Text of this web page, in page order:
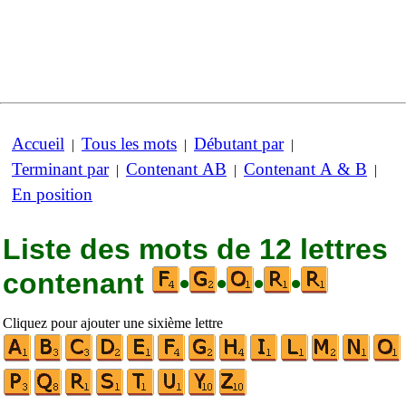
Accueil | Tous les mots | Débutant par|
Terminant par| Contenant AB | Contenant A & B |
En position
Liste des mots de 12 lettres
contenant
• • • •
Cliquez pour ajouter une sixième lettre